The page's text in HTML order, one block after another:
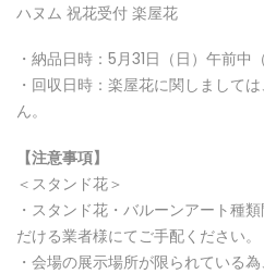
ハヌム 祝花受付 楽屋花
・納品日時：5月31日（日）午前中
・回収日時：楽屋花に関しまして
ん。
【注意事項】
＜スタンド花＞
・スタンド花・バルーンアート種
だける業者様にてご手配ください。
・会場の展示場所が限られている